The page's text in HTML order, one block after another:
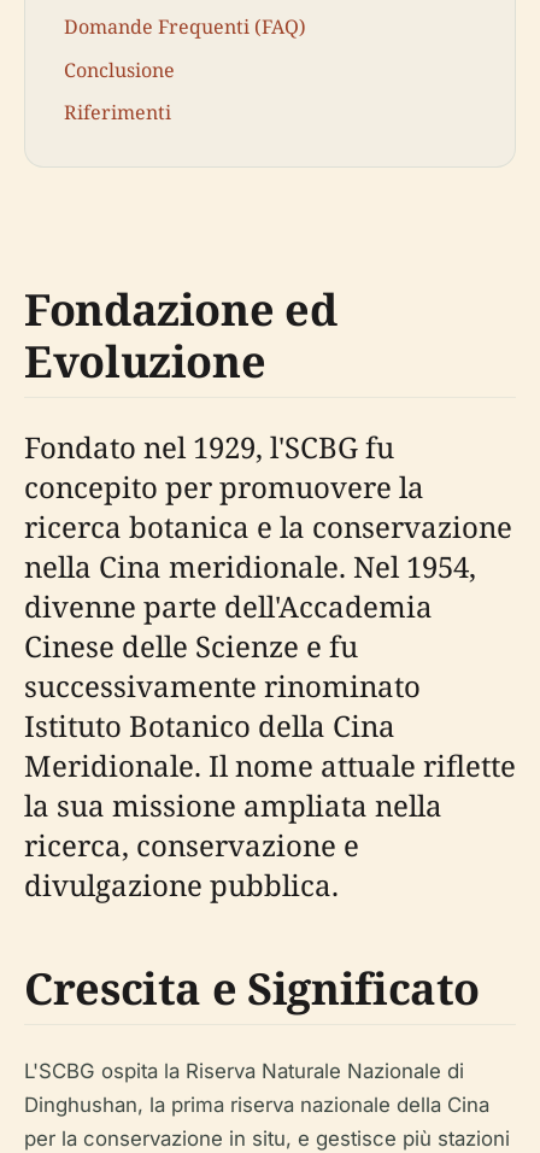
Domande Frequenti (FAQ)
Conclusione
Riferimenti
Fondazione ed
Evoluzione
Fondato nel 1929, l'SCBG fu
concepito per promuovere la
ricerca botanica e la conservazione
nella Cina meridionale. Nel 1954,
divenne parte dell'Accademia
Cinese delle Scienze e fu
successivamente rinominato
Istituto Botanico della Cina
Meridionale. Il nome attuale riflette
la sua missione ampliata nella
ricerca, conservazione e
divulgazione pubblica.
Crescita e Significato
L'SCBG ospita la Riserva Naturale Nazionale di
Dinghushan, la prima riserva nazionale della Cina
per la conservazione in situ, e gestisce più stazioni